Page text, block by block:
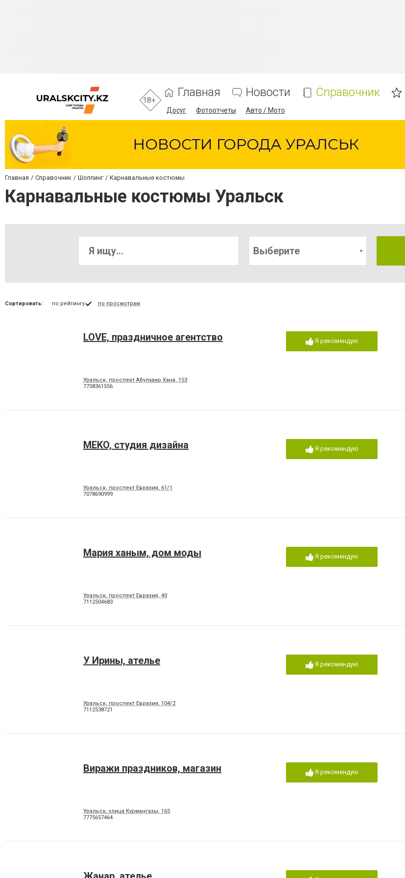
18+
Главная Новости Справочник
Досуг Фотоотчеты Авто / Мото
Главная Справочник Шоппинг Карнавальные костюмы
Карнавальные костюмы Уральск
Выберите
Сортировать: по рейтингу по просмотрам
LOVE, праздничное агентство
Уральск, проспект Абулхаир Хана, 153
7758361556
Я рекомендую
MEKO, студия дизайна
Уральск, проспект Евразия, 61/1
7078690999
Я рекомендую
Мария ханым, дом моды
Уральск, проспект Евразия, 40
7112504683
Я рекомендую
У Ирины, ателье
Уральск, проспект Евразия, 104/2
7112538721
Я рекомендую
Виражи праздников, магазин
Уральск, улица Курмангазы, 165
7775657464
Я рекомендую